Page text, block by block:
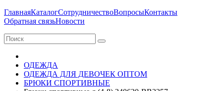
ГлавнаяКаталогСотрудничествоВопросыКонтакты
Обратная связьНовости
ОДЕЖДА
ОДЕЖДА ДЛЯ ДЕВОЧЕК ОПТОМ
БРЮКИ СПОРТИВНЫЕ